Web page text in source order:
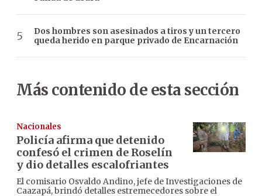
Dos hombres son asesinados a tiros y un tercero
queda herido en parque privado de Encarnación
Más contenido de esta sección
Nacionales
Policía afirma que detenido
confesó el crimen de Roselín
y dio detalles escalofriantes
El comisario Osvaldo Andino, jefe de Investigaciones de
Caazapá, brindó detalles estremecedores sobre el